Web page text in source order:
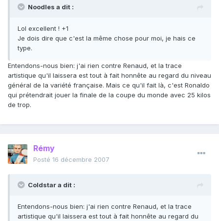
Noodles a dit :
Lol excellent ! +1
Je dois dire que c'est la même chose pour moi, je hais ce
type.
Entendons-nous bien: j'ai rien contre Renaud, et la trace
artistique qu'il laissera est tout à fait honnête au regard du niveau
général de la variété française. Mais ce qu'il fait là, c'est Ronaldo
qui prétendrait jouer la finale de la coupe du monde avec 25 kilos
de trop.
Rémy
Posté 16 décembre 2007
Coldstar a dit :
Entendons-nous bien: j'ai rien contre Renaud, et la trace
artistique qu'il laissera est tout à fait honnête au regard du